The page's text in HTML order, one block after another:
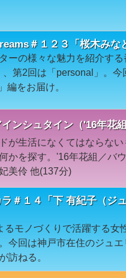
＃１２３「桜木みな
ーの様々な魅力を紹介す
、第2回は「personal」。
編をお届け。
ンシュタイン（'16年花
が生活になくてはならな
何かを探す。'16年花組／バ
美伶 他(137分)
＃１４「下 有紀子（ジ
るモノづくりで活躍する
今回は神戸市在住のジュ
訪ねる。